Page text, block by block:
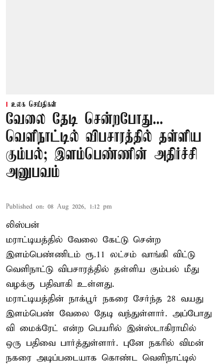
உலக செய்திகள்
வேலை தேடி சென்றபோது...
வெளிநாட்டில் விபசாரத்தில் தள்ளிய
கும்பல்; இளம்பெண்ணின் அதிர்ச்சி
அனுபவம்
Published on: 08 Aug 2026, 1:12 pm
லிஸ்பன்
மராட்டியத்தில் வேலை கேட்டு சென்ற
இளம்பெண்ணிடம் ரூ.11 லட்சம் வாங்கி விட்டு
வெளிநாட்டு விபசாரத்தில் தள்ளிய கும்பல் மீது
வழக்கு பதிவாகி உள்ளது.
மராட்டியத்தின் நாக்பூர் நகரை சேர்ந்த 28 வயது
இளம்பெண் வேலை தேடி வந்துள்ளார். அப்போது
வி மைக்ரேட் என்ற பெயரில் இன்ஸ்டாகிராமில்
ஒரு பதிவை பார்த்துள்ளார். புனே நகரில் விமன்
நகரை அடிப்படையாக கொண்ட வெளிநாட்டில்